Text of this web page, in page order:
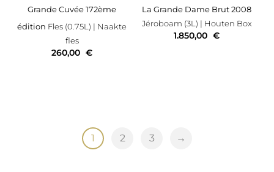
Grande Cuvée 172ème
édition Fles (0.75L) | Naakte
fles
260,00 €
La Grande Dame Brut 2008
Jéroboam (3L) | Houten Box
1.850,00 €
1 2 3 →